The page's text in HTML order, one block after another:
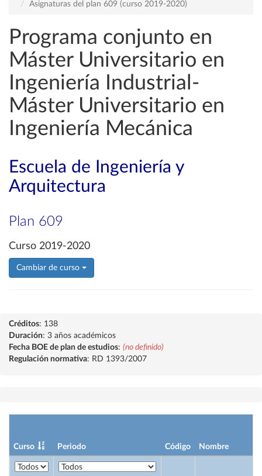
Asignaturas del plan 609 (curso 2019-2020)
Programa conjunto en
Máster Universitario en
Ingeniería Industrial-
Máster Universitario en
Ingeniería Mecánica
Escuela de Ingeniería y
Arquitectura
Plan 609
Curso 2019-2020
Cambiar de curso
Créditos: 138
Duración: 3 años académicos
Fecha BOE de plan de estudios: (no definido)
Regulación normativa: RD 1393/2007
Curso Periodo Código Nombre